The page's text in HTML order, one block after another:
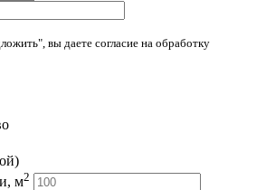
вы даете согласие на обработку
м2